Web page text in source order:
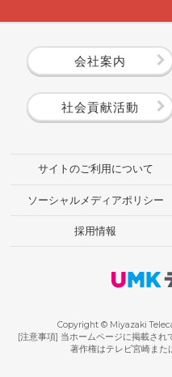
会社案内
社会貢献活動
サイトのご利用について
ソーシャルメディアポリシー
採用情報
Copyright © Miyazaki
[注意事項] 当ホームページに掲載され
著作権はテレビ宮崎また